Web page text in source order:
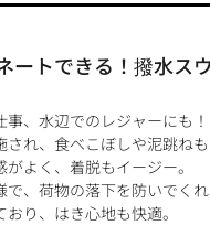
ートできる！撥水ス
、水辺でのレジャーにも！
れ、食べこぼしや泥跳ねも
よく、着脱もイージー。
、荷物の落下を防いでくれ
り、はき心地も快適。